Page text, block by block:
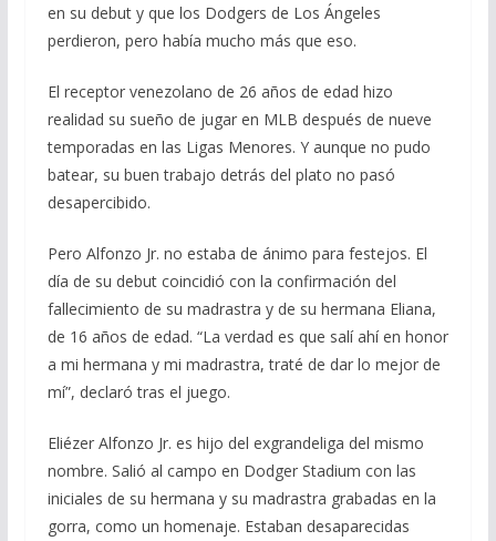
en su debut y que los Dodgers de Los Ángeles
perdieron, pero había mucho más que eso.
El receptor venezolano de 26 años de edad hizo
realidad su sueño de jugar en MLB después de nueve
temporadas en las Ligas Menores. Y aunque no pudo
batear, su buen trabajo detrás del plato no pasó
desapercibido.
Pero Alfonzo Jr. no estaba de ánimo para festejos. El
día de su debut coincidió con la confirmación del
fallecimiento de su madrastra y de su hermana Eliana,
de 16 años de edad. “La verdad es que salí ahí en honor
a mi hermana y mi madrastra, traté de dar lo mejor de
mí”, declaró tras el juego.
Eliézer Alfonzo Jr. es hijo del exgrandeliga del mismo
nombre. Salió al campo en Dodger Stadium con las
iniciales de su hermana y su madrastra grabadas en la
gorra, como un homenaje. Estaban desaparecidas